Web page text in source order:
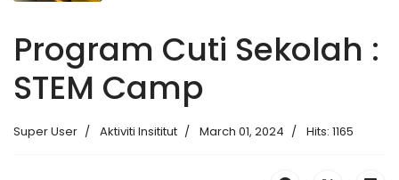
Program Cuti Sekolah :
STEM Camp
Super User Aktiviti Insititut March 01, 2024 Hits: 1165